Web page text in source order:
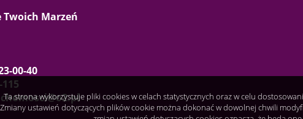
Twoich Marzeń
00-40
Ta strona wykorzystuje pliki cookies w celach statystycznych oraz w celu
Zmiany ustawień dotyczących plików cookie można dokonać w dowolnej chwili